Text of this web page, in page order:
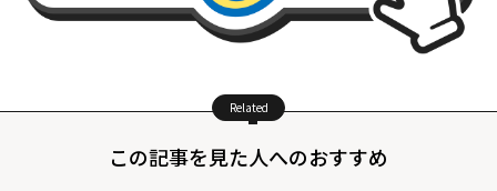
Related
この記事を見た人へのおすすめ